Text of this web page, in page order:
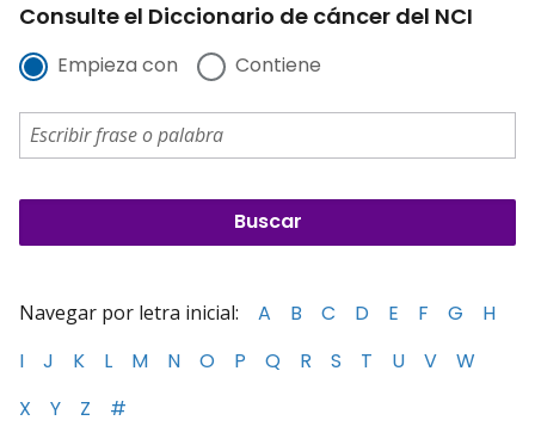
Consulte el Diccionario de cáncer del NCI
Empieza con Contiene
Navegar por letra inicial: A B C D E F G
H
I
J K L M N O P Q R S T U V
W
X
Y Z #